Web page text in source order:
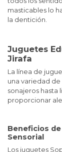
masticables lo
la dentición.
Juguetes
Jirafa
La línea de
una variedad
sonajeros hasta
proporcionar
Beneficios
Sensorial
Los juguetes